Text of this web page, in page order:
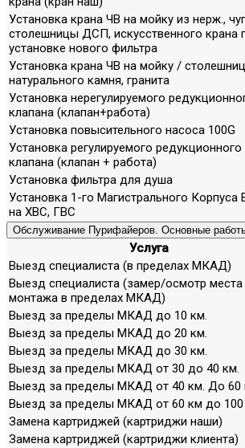
Установка крана ЧВ на мойку из нерж.,
столешницы ДСП, искусственного крана
установке нового фильтра
Установка крана ЧВ на мойку /
натурального камня, гранита
Установка нерегулируемого
клапана (клапан+работа)
Установка повысительного насоса 100G
Установка регулируемого редукционного
клапана (клапан + работа)
Установка фильтра для душа
Установка 1-го Магистрального Корпуса
на ХВС, ГВС
Обслуживание Пурифайеров. Основные
Услуга
Выезд специалиста (в пределах МКАД)
Выезд специалиста (замер/осмотр места
монтажа в пределах МКАД)
Выезд за пределы МКАД до 10 км.
Выезд за пределы МКАД до 20 км.
Выезд за пределы МКАД до 30 км.
Выезд за пределы МКАД от 30 до 40 км.
Выезд за пределы МКАД от 40 км. До 60
Выезд за пределы МКАД от 60 км до 100
Замена картриджей (картриджи наши)
Замена картриджей (картриджи клиента)